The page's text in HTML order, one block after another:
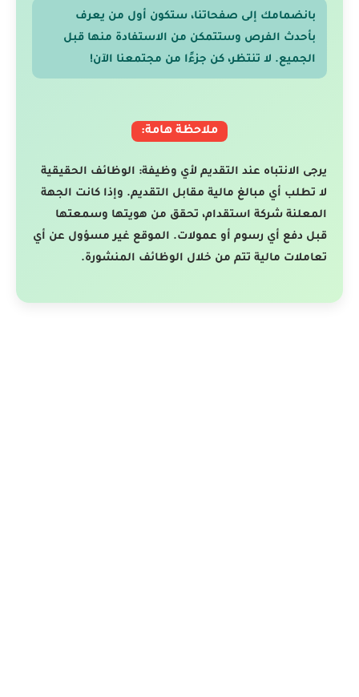
بانضمامك إلى صفحاتنا، ستكون أول من يعرف
بأحدث الفرص وستتمكن من الاستفادة منها قبل
الجميع. لا تنتظر، كن جزءًا من مجتمعنا الآن!
ملاحظة هامة:
يرجى الانتباه عند التقديم لأي وظيفة: الوظائف الحقيقية
لا تطلب أي مبالغ مالية مقابل التقديم. وإذا كانت الجهة
المعلنة شركة استقدام، تحقق من هويتها وسمعتها
قبل دفع أي رسوم أو عمولات. الموقع غير مسؤول عن أي
تعاملات مالية تتم من خلال الوظائف المنشورة.